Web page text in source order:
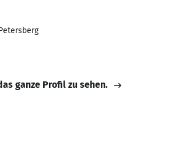
ganze Profil zu sehen.